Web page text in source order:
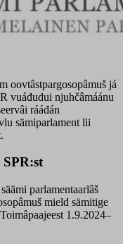
oovtâstpargosopâmuš já
vuáđudui njuhčâmáánu
rááđán
sämiparlament lii
SPR:st
parlamentaarlâš
mield sämitige
1.9.2024–